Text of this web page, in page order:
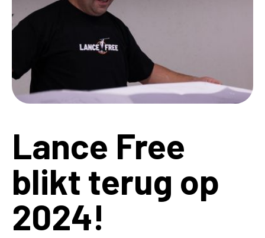
Lance Free
blikt terug op
2024!